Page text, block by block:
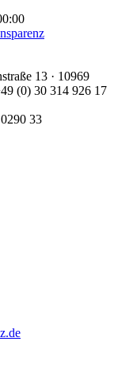
13 · 10969
(0) 30 314 926 17
33